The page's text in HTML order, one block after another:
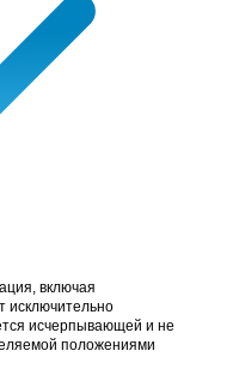
включая
исключительно
исчерпывающей и не
положениями